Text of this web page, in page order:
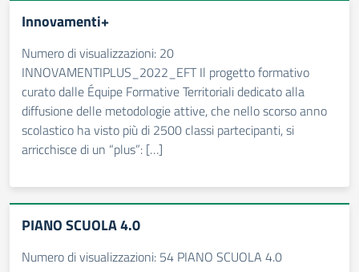
Innovamenti+
Numero di visualizzazioni: 20
INNOVAMENTIPLUS_2022_EFT Il progetto formativo
curato dalle Équipe Formative Territoriali dedicato alla
diffusione delle metodologie attive, che nello scorso anno
scolastico ha visto più di 2500 classi partecipanti, si
arricchisce di un “plus”: […]
PIANO SCUOLA 4.0
Numero di visualizzazioni: 54 PIANO SCUOLA 4.0